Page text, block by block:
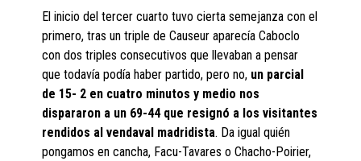
El inicio del tercer cuarto tuvo cierta semejanza con el
primero, tras un triple de Causeur aparecía Caboclo
con dos triples consecutivos que llevaban a pensar
que todavía podía haber partido, pero no, un parcial
de 15- 2 en cuatro minutos y medio nos
dispararon a un 69-44 que resignó a los visitantes
rendidos al vendaval madridista. Da igual quién
pongamos en cancha, Facu-Tavares o Chacho-Poirier,